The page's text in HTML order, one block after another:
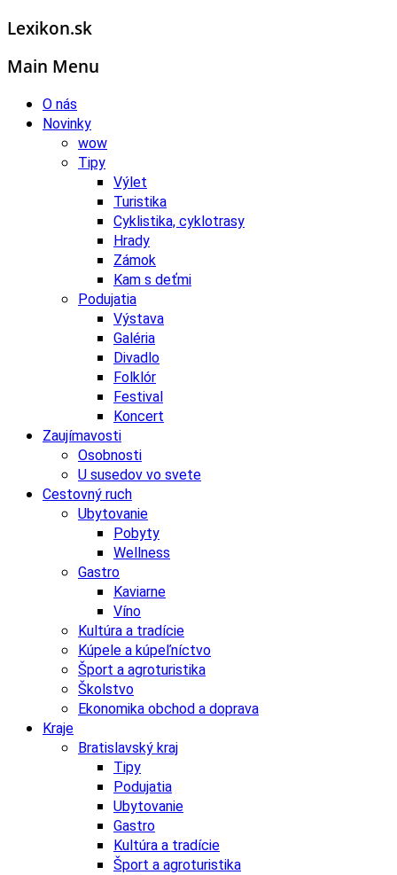
Lexikon.sk
Main Menu
O nás
Novinky
wow
Tipy
Výlet
Turistika
Cyklistika, cyklotrasy
Hrady
Zámok
Kam s deťmi
Podujatia
Výstava
Galéria
Divadlo
Folklór
Festival
Koncert
Zaujímavosti
Osobnosti
U susedov vo svete
Cestovný ruch
Ubytovanie
Pobyty
Wellness
Gastro
Kaviarne
Víno
Kultúra a tradície
Kúpele a kúpeľníctvo
Šport a agroturistika
Školstvo
Ekonomika obchod a doprava
Kraje
Bratislavský kraj
Tipy
Podujatia
Ubytovanie
Gastro
Kultúra a tradície
Šport a agroturistika